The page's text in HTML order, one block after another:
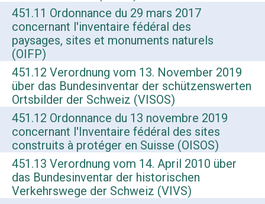
451.11 Ordonnance du 29 mars 2017
concernant l'inventaire fédéral des
paysages, sites et monuments naturels
(OIFP)
451.12 Verordnung vom 13. November 2019
über das Bundesinventar der schützenswerten
Ortsbilder der Schweiz (VISOS)
451.12 Ordonnance du 13 novembre 2019
concernant l'Inventaire fédéral des sites
construits à protéger en Suisse (OISOS)
451.13 Verordnung vom 14. April 2010 über
das Bundesinventar der historischen
Verkehrswege der Schweiz (VIVS)